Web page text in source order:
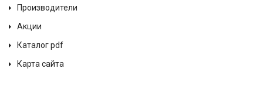
Производители
Акции
Каталог pdf
Карта сайта